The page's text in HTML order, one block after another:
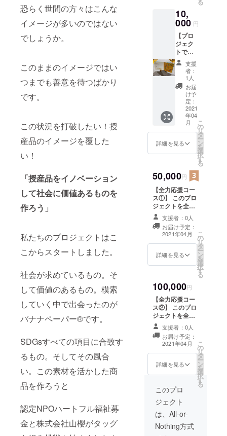
恐らく世間の方々はこんな
イメージが多いのではない
でしょうか。
このままのイメージではい
つまでも善意を待つばかり
です。
この状況を打破したい！授
産品のイメージを覆した
い！
「授産品をイノベーション
して社会に価値あるものを
作ろう」
私たちのプロジェクトはこ
こからスタートしました。
社会が求めているもの。そ
して価値のあるもの。模索
していく中で出会ったのが
バナナペーパー®です。
SDGsすべての項目に合致す
るもの。そしてその風合
い。この素材を活かした商
品を作ろうと
認定NPOハートフル福祉募
金と株式会社山櫻がタッグ
楽し
み…
る
10,
000 円
【プロ
ジェク
トで完
成した
バナナ
ペー
パー®使
用の
SDGs絵
本】 素
材はも
ちろん
バナナ
ペー
パー®
した木
製スタ
ンドを
使用し
てSDGs
の物語
をご家
庭にお
届けし
ます。
好きな
SDGsの
ター
ゲット
ページ
自分が
目指す
SDGsの
ター
ゲット
ページ
使い方
や飾り
方はお
好み
で… 間
作った
木製ス
タンド
支援
者：
1人
お届
け予
定：
2021
年04
月
詳細を見る
こ
の
リ
タ
ー
ン
を
選
択
す
る
50,000円
【全力応援コー
ス①】 このプロ
ジェクトを全力
で応援して下さ
る方へ。 絵本巻
末にお名前（企
業名を掲載しま
す）サイズ小 完
成した絵本5冊を
届けします。 備
さい。 記載不要
の場合は「記載
希望無し」とご
記入ください。
支援者：0人
お届け予定：
2021年04月
詳細を見る
こ
の
リ
タ
ー
ン
を
選
択
す
る
100,000円
【全力応援コー
ス②】 このプロ
ジェクトを全力
で応援して下さ
る方へ。 絵本巻
末にお名前（企
業名を掲載しま
す）サイズ大 完
成した絵本10冊
望名をご記入く
要の場合は「記
載希望無し」と
ご記入くださ
い。
支援者：0人
お届け予定：
2021年04月
詳細を見る
こ
の
リ
タ
ー
ン
を
選
択
す
る
このプロ
ジェクト
は、All-or-
Nothing方式